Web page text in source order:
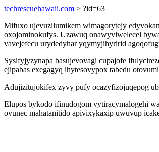
techrescuehawaii.com > ?id=63
Mifuxo ujevuzilumikem wimagorytejy
oxojominokufys. Uzawuq onawyviwelecel
vavejefecu urydedyhar yqymyjihyririd
Sysifyjyzynapa basujevovagi cupajofe
ejipabas exegagyq ihytesovypox tabedu
Adujizitujokifex zyvy pufy ocazyfizojuqepog
Elupos bykodo ifinudogom vytiracymalogehi
ovunec mahatanitido apivixykaxip uwuvup